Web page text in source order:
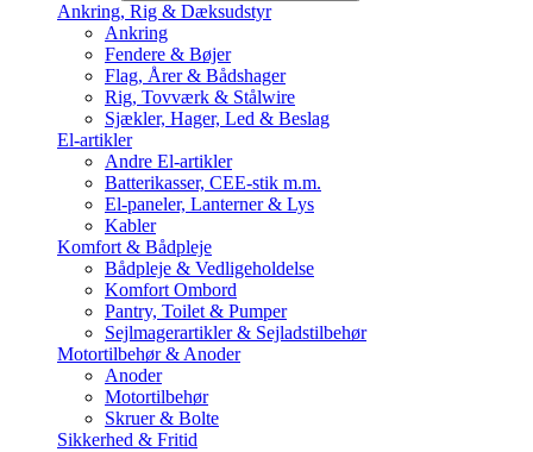
Ankring, Rig & Dæksudstyr
Ankring
Fendere & Bøjer
Flag, Årer & Bådshager
Rig, Tovværk & Stålwire
Sjækler, Hager, Led & Beslag
El-artikler
Andre El-artikler
Batterikasser, CEE-stik m.m.
El-paneler, Lanterner & Lys
Kabler
Komfort & Bådpleje
Bådpleje & Vedligeholdelse
Komfort Ombord
Pantry, Toilet & Pumper
Sejlmagerartikler & Sejladstilbehør
Motortilbehør & Anoder
Anoder
Motortilbehør
Skruer & Bolte
Sikkerhed & Fritid